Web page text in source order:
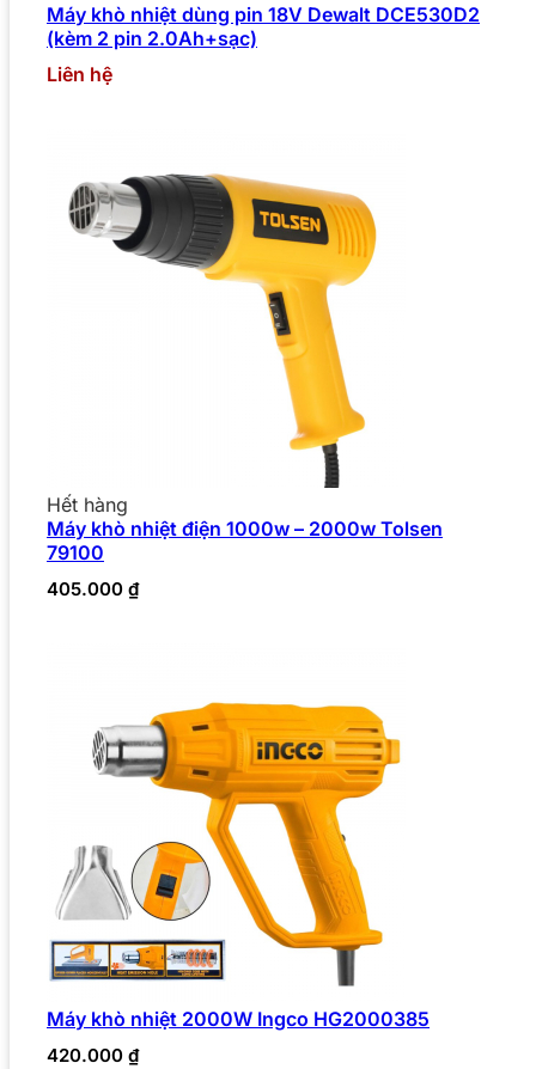
Máy khò nhiệt dùng pin 18V Dewalt DCE530D2
(kèm 2 pin 2.0Ah+sạc)
Liên hệ
Hết hàng
Máy khò nhiệt điện 1000w – 2000w Tolsen
79100
405.000 ₫
Máy khò nhiệt 2000W Ingco HG2000385
420.000 ₫